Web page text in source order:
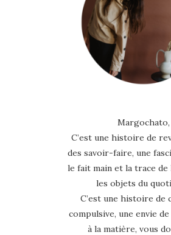
Margochato,
C’est une histoire de
des savoir-faire, une
le fait main et la trace de
les objets du
C’est une histoire de
compulsive, une envie
à la matière, vous